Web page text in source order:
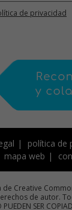
de privacidad
política de
mapa web
de Creative
de autor.
SER